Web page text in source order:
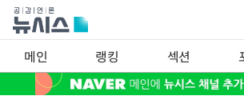
메인 랭킹 섹션